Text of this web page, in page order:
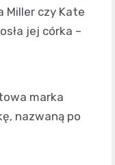
Miller czy Kate
jej córka –
marka
nazwaną po